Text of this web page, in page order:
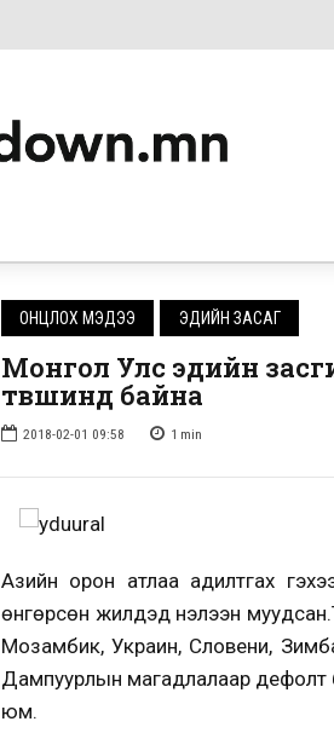
ОНЦЛОХ МЭДЭЭ ЭДИЙН ЗАСАГ
Монгол Улс эдийн
түвшинд байна
2018-02-01 09:58 1 min
Азийн орон атлаа адилтгах
өнгөрсөн жилүүдэд нэлээн муудсан.
Мозамбик, Украин, Словени,
Дампуурлын магадлалаар дефолт
юм.